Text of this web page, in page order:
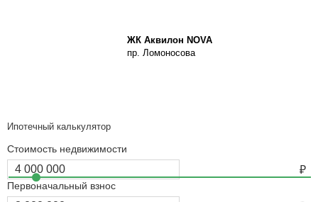
ЖК Аквилон NOVA
пр. Ломоносова
Ипотечный калькулятор
Стоимость недвижимости
Первоначальный взнос